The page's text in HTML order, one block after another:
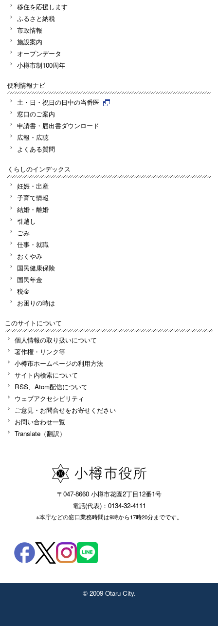
移住を応援します
ふるさと納税
市政情報
施設案内
オープンデータ
小樽市制100周年
便利情報ナビ
土・日・祝日の日中の当番医
窓口のご案内
申請書・届出書ダウンロード
広報・広聴
よくある質問
くらしのインデックス
妊娠・出産
子育て情報
結婚・離婚
引越し
ごみ
仕事・就職
おくやみ
国民健康保険
国民年金
税金
お困りの時は
このサイトについて
個人情報の取り扱いについて
著作権・リンク等
小樽市ホームページの利用方法
サイト内検索について
RSS、Atom配信について
ウェブアクセシビリティ
ご意見・お問合せをお寄せください
お問い合わせ一覧
Translate（翻訳）
〒047-8660 小樽市花園2丁目12番1号
電話(代表)：0134-32-4111
※本庁などの窓口業務時間は9時から17時20分までです。
© 2009 Otaru City.